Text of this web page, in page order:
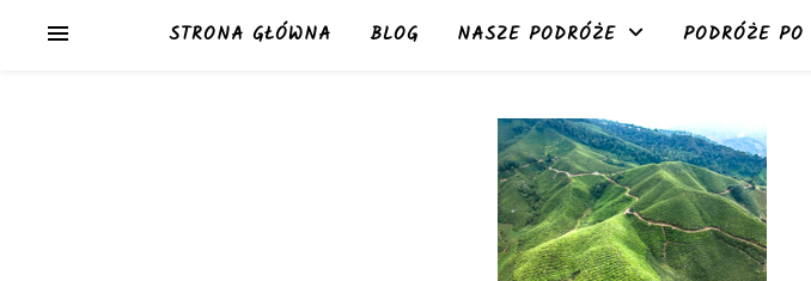
STRONA GŁÓWNA BLOG NASZE PODRÓŻE PODRÓŻE